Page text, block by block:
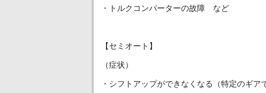
・トルクコンバーターの故障 など
【セミオート】
（症状）
・シフトアップができなくなる（特定のギア